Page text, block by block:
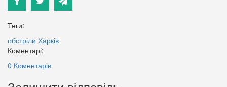
Теги:
обстріли Харків
Коментарі:
0 Коментарів